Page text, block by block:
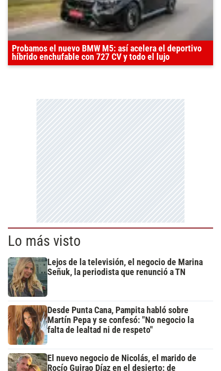
Probamos el nuevo BMW M5: así acelera el deportivo
híbrido enchufable con 727 CV y todo el lujo
Lo más visto
Lejos de la televisión, el negocio de Marina
Señuk, la periodista que renunció a TN
Desde Punta Cana, Pampita habló sobre
Martín Pepa y se confesó: "No negocio la
falta de lealtad ni de respeto"
El nuevo negocio de Nicolás, el marido de
Rocío Guirao Díaz en el desierto: de